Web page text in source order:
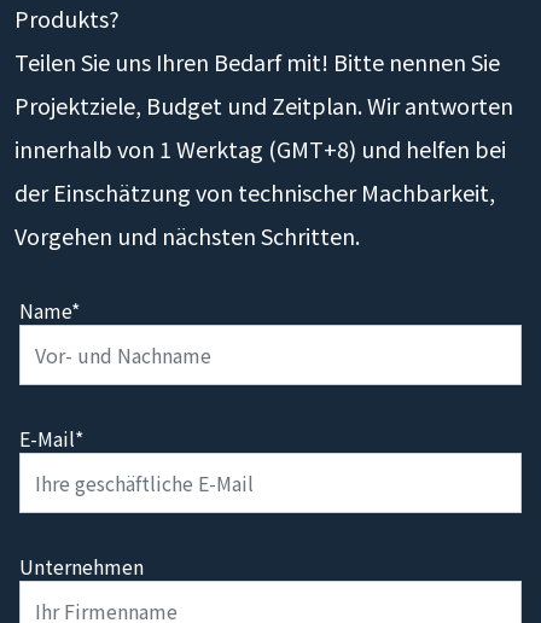
Produkts?
Teilen Sie uns Ihren Bedarf mit! Bitte nennen Sie
Projektziele, Budget und Zeitplan. Wir antworten
innerhalb von 1 Werktag (GMT+8) und helfen bei
der Einschätzung von technischer Machbarkeit,
Vorgehen und nächsten Schritten.
Name*
E-Mail*
Unternehmen